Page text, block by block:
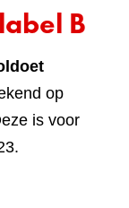
B
op
is voor